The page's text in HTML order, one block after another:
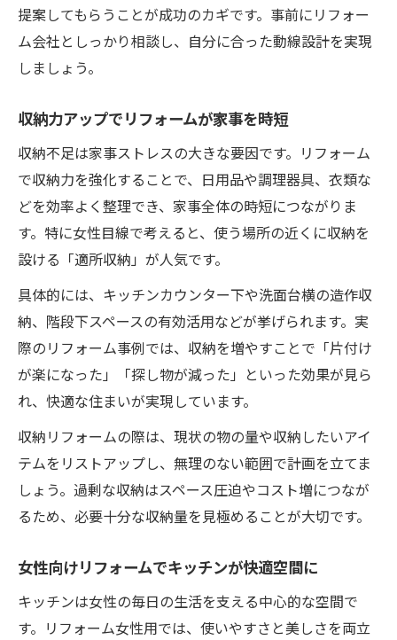
提案してもらうことが成功のカギです。事前にリフォー
ム会社としっかり相談し、自分に合った動線設計を実現
しましょう。
収納力アップでリフォームが家事を時短
収納不足は家事ストレスの大きな要因です。リフォーム
で収納力を強化することで、日用品や調理器具、衣類な
どを効率よく整理でき、家事全体の時短につながりま
す。特に女性目線で考えると、使う場所の近くに収納を
設ける「適所収納」が人気です。
具体的には、キッチンカウンター下や洗面台横の造作収
納、階段下スペースの有効活用などが挙げられます。実
際のリフォーム事例では、収納を増やすことで「片付け
が楽になった」「探し物が減った」といった効果が見ら
れ、快適な住まいが実現しています。
収納リフォームの際は、現状の物の量や収納したいアイ
テムをリストアップし、無理のない範囲で計画を立てま
しょう。過剰な収納はスペース圧迫やコスト増につなが
るため、必要十分な収納量を見極めることが大切です。
女性向けリフォームでキッチンが快適空間に
キッチンは女性の毎日の生活を支える中心的な空間で
す。リフォーム女性用では、使いやすさと美しさを両立